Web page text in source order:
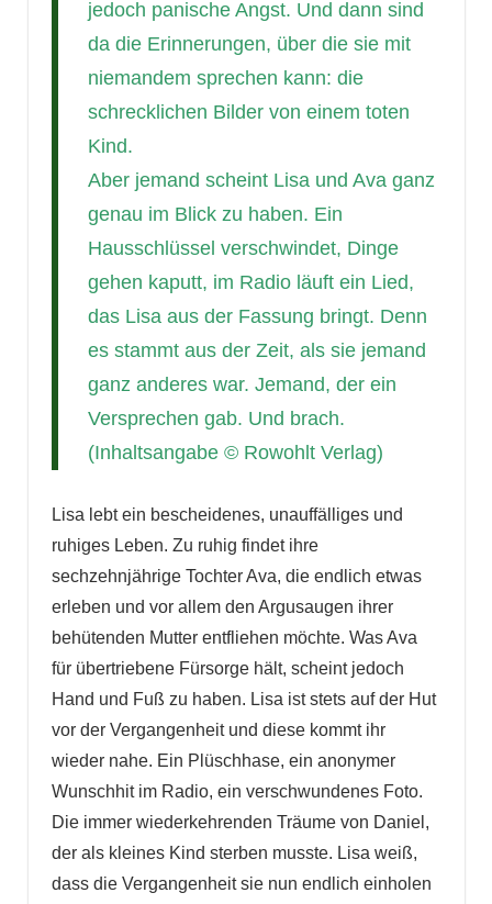
jedoch panische Angst. Und dann sind
da die Erinnerungen, über die sie mit
niemandem sprechen kann: die
schrecklichen Bilder von einem toten
Kind.
Aber jemand scheint Lisa und Ava ganz
genau im Blick zu haben. Ein
Hausschlüssel verschwindet, Dinge
gehen kaputt, im Radio läuft ein Lied,
das Lisa aus der Fassung bringt. Denn
es stammt aus der Zeit, als sie jemand
ganz anderes war. Jemand, der ein
Versprechen gab. Und brach.
(Inhaltsangabe © Rowohlt Verlag)
Lisa lebt ein bescheidenes, unauffälliges und
ruhiges Leben. Zu ruhig findet ihre
sechzehnjährige Tochter Ava, die endlich etwas
erleben und vor allem den Argusaugen ihrer
behütenden Mutter entfliehen möchte. Was Ava
für übertriebene Fürsorge hält, scheint jedoch
Hand und Fuß zu haben. Lisa ist stets auf der Hut
vor der Vergangenheit und diese kommt ihr
wieder nahe. Ein Plüschhase, ein anonymer
Wunschhit im Radio, ein verschwundenes Foto.
Die immer wiederkehrenden Träume von Daniel,
der als kleines Kind sterben musste. Lisa weiß,
dass die Vergangenheit sie nun endlich einholen